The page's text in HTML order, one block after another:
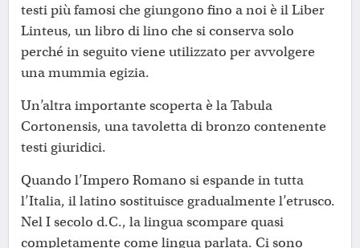
testi più famosi che giungono fino a noi è il Liber
Linteus, un libro di lino che si conserva solo
perché in seguito viene utilizzato per avvolgere
una mummia egizia.
Un’altra importante scoperta è la Tabula
Cortonensis, una tavoletta di bronzo contenente
testi giuridici.
Quando l’Impero Romano si espande in tutta
l’Italia, il latino sostituisce gradualmente l’etrusco.
Nel I secolo d.C., la lingua scompare quasi
completamente come lingua parlata. Ci sono